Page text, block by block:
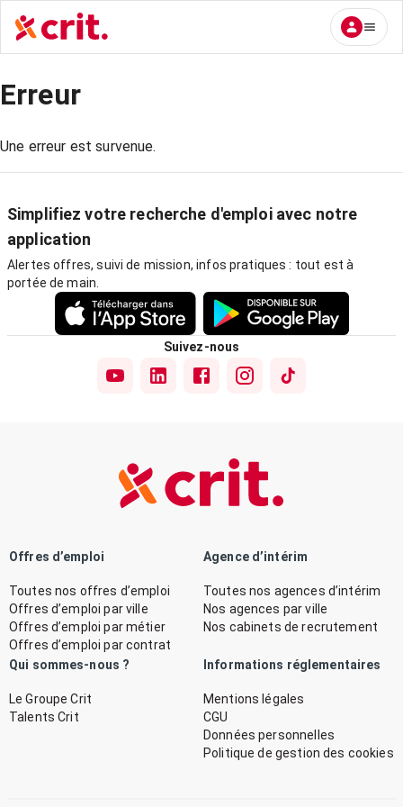
Erreur
Une erreur est survenue.
Simplifiez votre recherche d'emploi avec notre
application
Alertes offres, suivi de mission, infos pratiques : tout est à
portée de main.
Suivez-nous
Offres d’emploi
Toutes nos offres d’emploi
Offres d’emploi par ville
Offres d’emploi par métier
Offres d’emploi par contrat
Agence d’intérim
Toutes nos agences d’intérim
Nos agences par ville
Nos cabinets de recrutement
Qui sommes-nous ?
Le Groupe Crit
Talents Crit
Informations réglementaires
Mentions légales
CGU
Données personnelles
Politique de gestion des cookies